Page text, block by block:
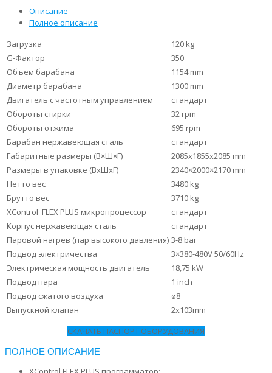
Описание
Полное описание
Загрузка
120 kg
G-Фактор
350
Объем барабана
1154 mm
Диаметр барабана
1300 mm
Двигатель с частотным управлением
стандарт
Обороты стирки
32 rpm
Обороты отжима
695 rpm
Барабан нержавеющая сталь
стандарт
Габаритные размеры (В×Ш×Г)
2085x1855x2085 mm
Размеры в упаковке (ВхШхГ)
2340×2000×2170 mm
Нетто вес
3480 kg
Брутто вес
3710 kg
XControl FLEX PLUS микропроцессор
стандарт
Корпус нержавеющая сталь
стандарт
Паровой нагрев (пар высокого давления) 3-8 bar
Подвод электричества
3×380-480V 50/60Hz
Электрическая мощность двигатель
18,75 kW
Подвод пара
1 inch
Подвод сжатого воздуха
ø8
Выпускной клапан
2х103mm
СКАЧАТЬ ПАСПОРТ ОБОРУДОВАНИЯ
ПОЛНОЕ ОПИСАНИЕ